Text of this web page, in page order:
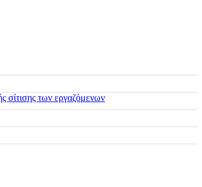
σίτισης των εργαζόμενων